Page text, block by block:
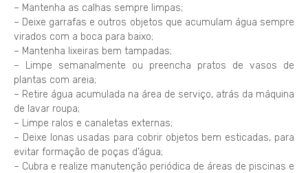
– Mantenha as calhas sempre limpas;
– Deixe garrafas e outros objetos que acumulam água sempre
virados com a boca para baixo;
– Mantenha lixeiras bem tampadas;
– Limpe semanalmente ou preencha pratos de vasos de
plantas com areia;
– Retire água acumulada na área de serviço, atrás da máquina
de lavar roupa;
– Limpe ralos e canaletas externas;
– Deixe lonas usadas para cobrir objetos bem esticadas, para
evitar formação de poças d’água;
– Cubra e realize manutenção periódica de áreas de piscinas e